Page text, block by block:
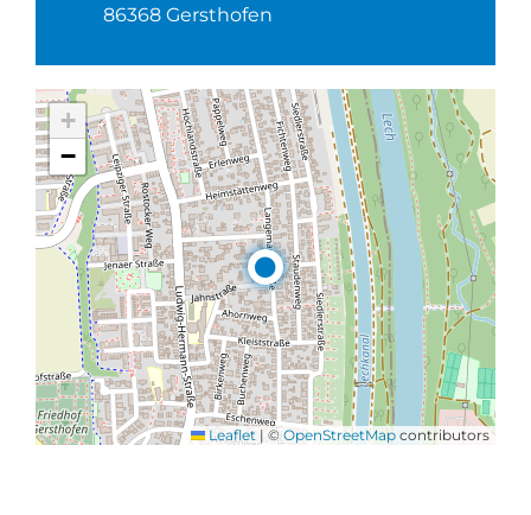
86368 Gersthofen
+
−
Leaflet | ©OpenStreetMap contributors